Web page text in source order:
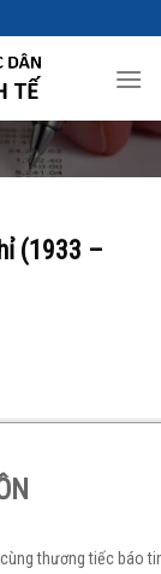
(1933 –
thương tiếc báo